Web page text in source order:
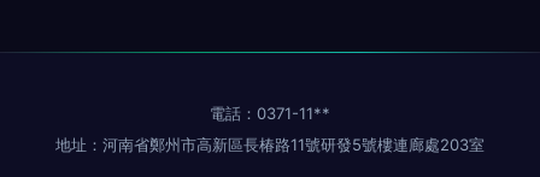
電話：0371-11**
地址：河南省鄭州市高新區長椿路11號研發5號樓連廊處203室